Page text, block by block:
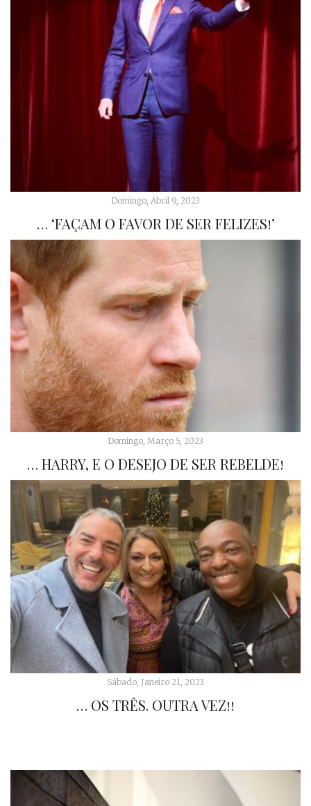
Domingo, Abril 9, 2023
… ‘FAÇAM O FAVOR DE SER FELIZES!’
Domingo, Março 5, 2023
… HARRY, E O DESEJO DE SER REBELDE!
Sábado, Janeiro 21, 2023
… OS TRÊS. OUTRA VEZ!!